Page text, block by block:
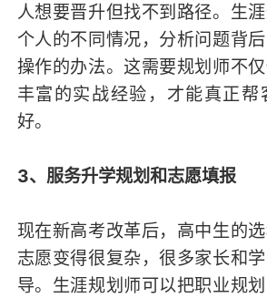
人想要晋升但找不到路径。生
个人的不同情况，分析问题背
操作的办法。这需要规划师不
丰富的实战经验，才能真正帮
好。
3、服务升学规划和志愿填报
现在新高考改革后，高中生的
志愿变得很复杂，很多家长和
导。生涯规划师可以把职业规